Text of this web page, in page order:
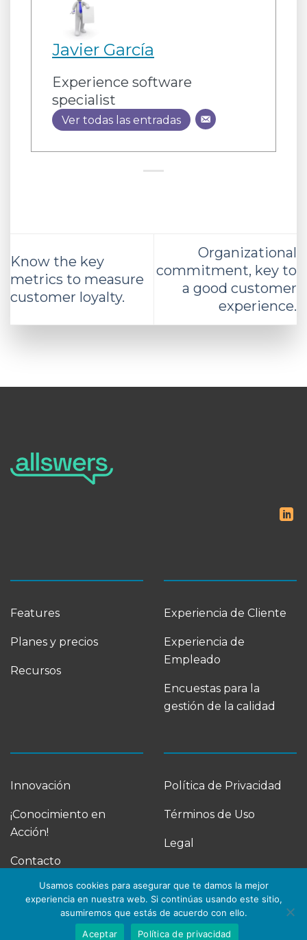
Javier García
Experience software
specialist
Ver todas las entradas
Know the key
metrics to measure
customer loyalty.
Organizational
commitment, key to
a good customer
experience.
Features
Planes y precios
Recursos
Experiencia de Cliente
Experiencia de
Empleado
Encuestas para la
gestión de la calidad
Innovación
¡Conocimiento en
Acción!
Contacto
Política de Privacidad
Términos de Uso
Legal
Usamos cookies para asegurar que te damos la mejor
experiencia en nuestra web. Si continúas usando este sitio,
asumiremos que estás de acuerdo con ello.
Aceptar
Política de privacidad